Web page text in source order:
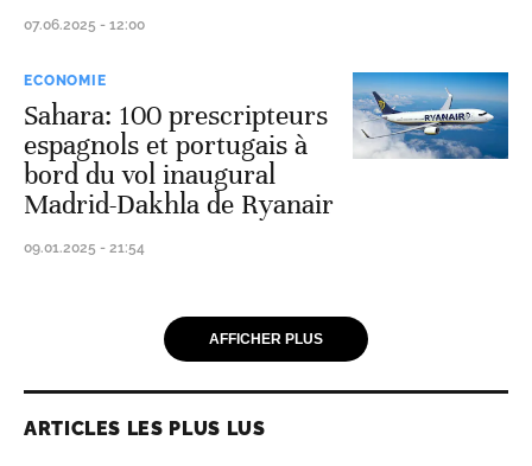
07.06.2025 - 12:00
ECONOMIE
Sahara: 100 prescripteurs
espagnols et portugais à
bord du vol inaugural
Madrid-Dakhla de Ryanair
09.01.2025 - 21:54
AFFICHER PLUS
ARTICLES LES PLUS LUS